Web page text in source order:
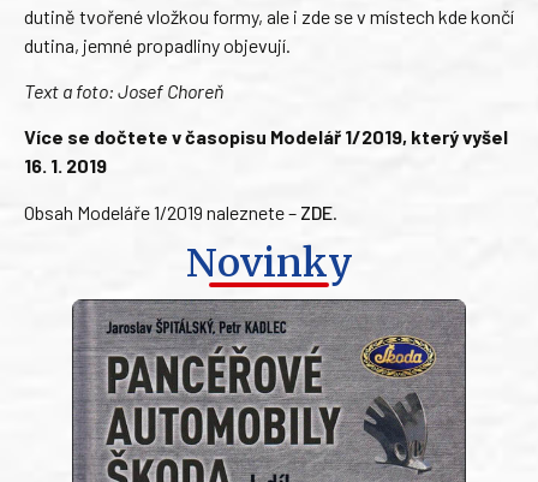
dutině tvořené vložkou formy, ale i zde se v místech kde končí
dutina, jemné propadliny objevují.
Text a foto: Josef Choreň
Více se dočtete v časopisu Modelář 1/2019, který vyšel
16. 1. 2019
Obsah Modeláře 1/2019 naleznete – ZDE.
Novinky